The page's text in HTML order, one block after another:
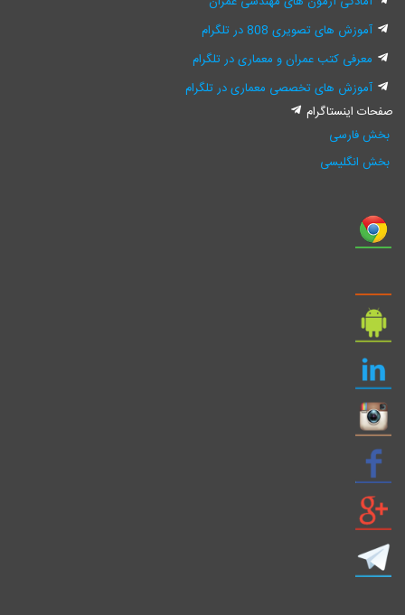
آموزش های تصویری 808 در تلگرام
معرفی کتب عمران و معماری در تلگرام
آموزش های تخصصی معماری در تلگرام
صفحات اینستاگرام
بخش فارسی
بخش انگلیسی